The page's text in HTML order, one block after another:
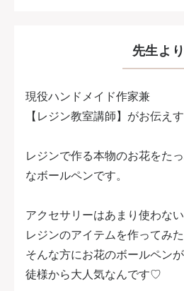
たくさん頂くようになりまし
分で作る感動をお伝えしなが
が、レジンに迷う方々のお力
先生より
現役ハンドメイド作家兼
【レジン教室講師】がお伝え
レジンで作る本物のお花をた
なボールペンです。
アクセサリーはあまり使わな
レジンのアイテムを作ってみ
そんな方にお花のボールペン
徒様から大人気なんです♡